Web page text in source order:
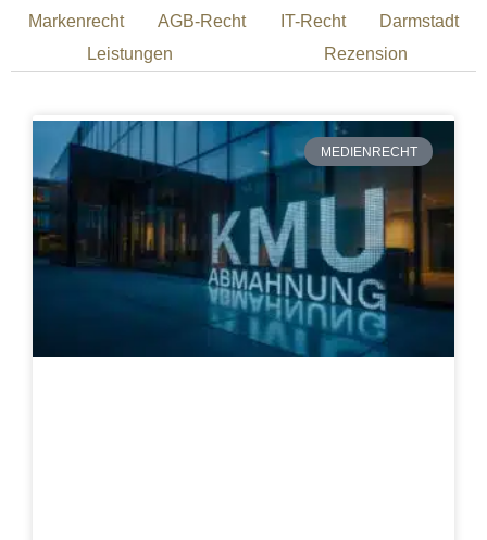
Markenrecht
AGB-Recht IT-Recht
Darmstadt
Leistungen
Rezension
MEDIENRECHT